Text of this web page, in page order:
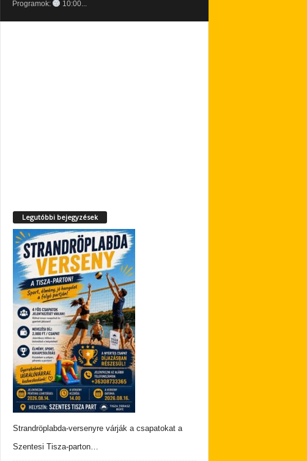
Programok:
10:00...
Legutóbbi bejegyzések
Strandröplabda-versenyre várják a csapatokat a
Szentesi Tisza-parton…